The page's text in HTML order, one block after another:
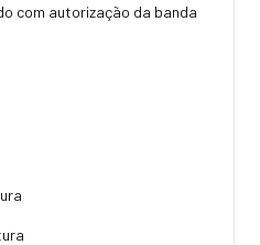
com autorização da banda